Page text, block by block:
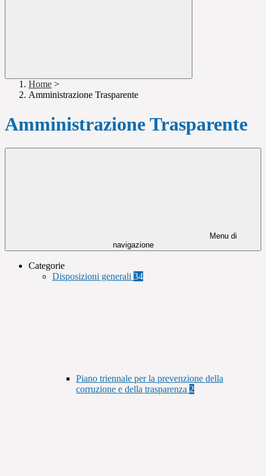
Home >
Amministrazione Trasparente
Amministrazione Trasparente
Menu di
navigazione
Categorie
Disposizioni generali 34
Piano triennale per la prevenzione della
corruzione e della trasparenza 2